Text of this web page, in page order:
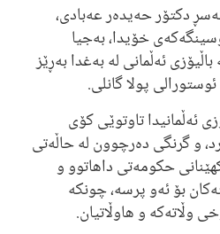
دکتۆر حەیدەر عەبادی،
خۆیدا، بەجیا
ئەڵمانی لە بەغدا بەڕێز
پولا گانلی.
ئەڵمانیدا تاوتوێی کۆی
و گرنگی دەرچوون لە حاڵەتی
حکومەتی داهاتوو و
بۆ ئەو پرسە، چونکە
وڵاتەکە و هاوڵاتیان.